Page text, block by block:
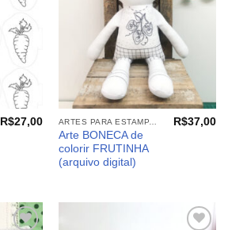
R$27,00
Arte BONECA de
colorir FRUTINHA
(arquivo digital)
R$37,00